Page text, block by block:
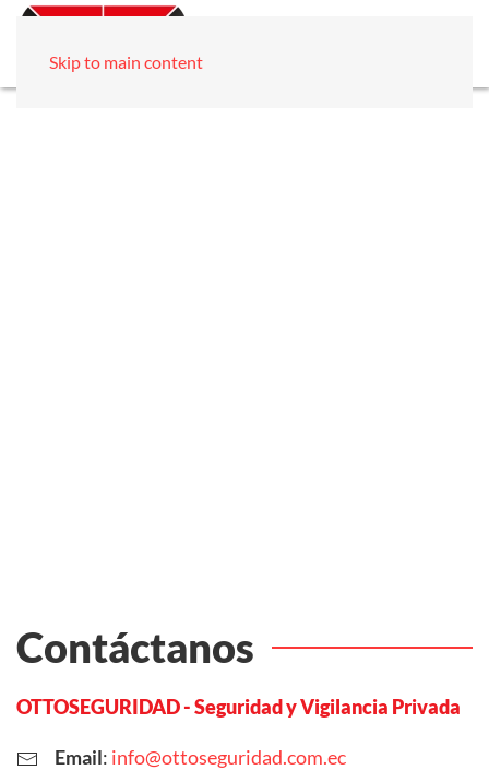
Skip to main content
Contáctanos
OTTOSEGURIDAD - Seguridad y Vigilancia Privada
Email: info@ottoseguridad.com.ec